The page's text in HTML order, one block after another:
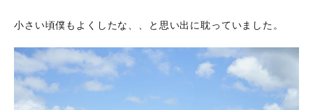
小さい頃僕もよくしたな、、と思い出に耽っていました。